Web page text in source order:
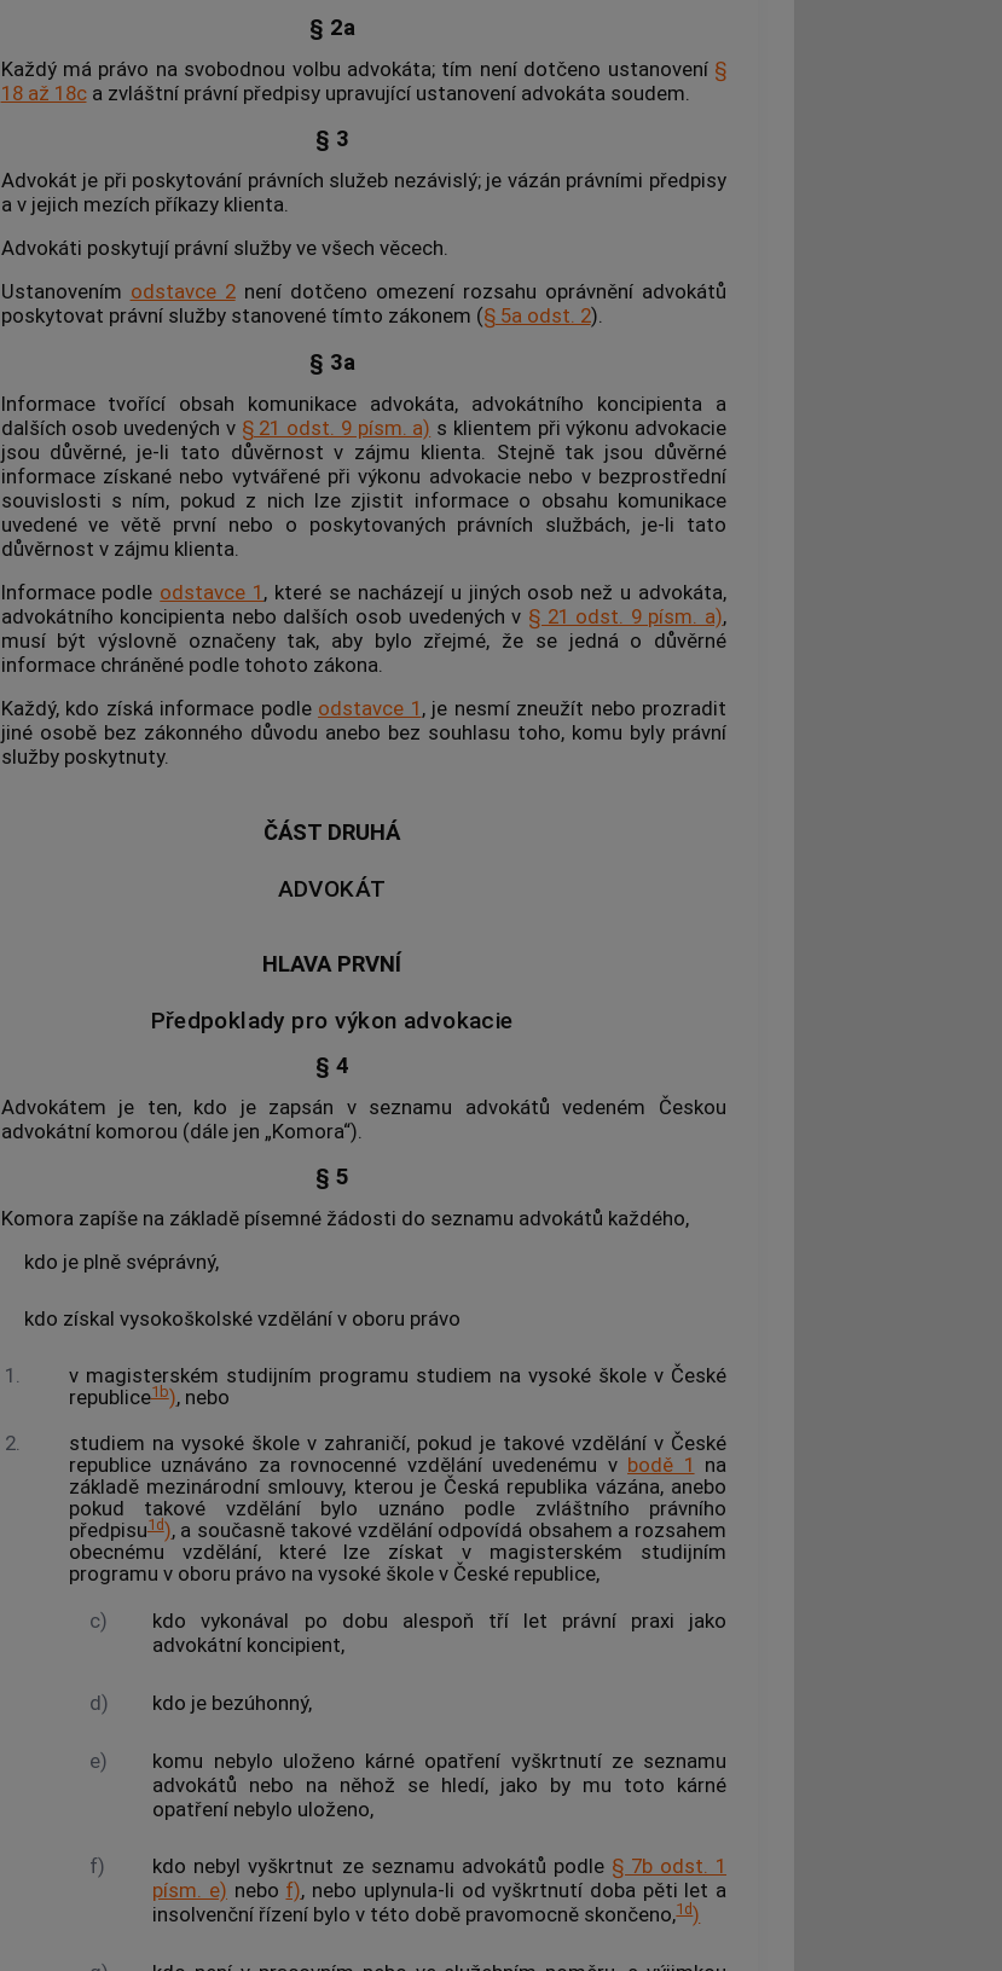
§ 2a
Každý má právo na svobodnou volbu advokáta; tím není dotčeno ustanovení §
18 až 18ca zvláštní právní předpisy upravující ustanovení advokáta soudem.
§ 3
Advokát je při poskytování právních služeb nezávislý; je vázán právními předpisy
a v jejich mezích příkazy klienta.
Advokáti poskytují právní služby ve všech věcech.
Ustanovením odstavce 2není dotčeno omezení rozsahu oprávnění advokátů
poskytovat právní služby stanovené tímto zákonem (§ 5a odst. 2).
§ 3a
Informace tvořící obsah komunikace advokáta, advokátního koncipienta a
dalších osob uvedených v § 21 odst. 9 písm. a) s klientem při výkonu advokacie
jsou důvěrné, je-li tato důvěrnost v zájmu klienta. Stejně tak jsou důvěrné
informacezískané nebo vytvářené při výkonu advokacie nebo v bezprostřední
souvislosti s ním, pokud z nich lze zjistit informace o obsahu komunikace
uvedené ve větě první nebo o poskytovaných právních službách, je-li tato
důvěrnost v zájmu klienta.
Informace podle odstavce 1 , které se nacházejí u jiných osob než u advokáta,
advokátního koncipienta nebo dalších osob uvedených v § 21 odst. 9 písm. a),
musí být výslovně označeny tak, aby bylo zřejmé, že se jedná o důvěrné
informacechráněné podle tohoto zákona.
Každý, kdo získá informace podle odstavce 1 , je nesmí zneužít nebo prozradit
jiné osobě bez zákonného důvodu anebo bez souhlasu toho, komu byly právní
služby poskytnuty.
ČÁST DRUHÁ
ADVOKÁT
HLAVA PRVNÍ
Předpoklady pro výkon advokacie
§ 4
Advokátem je ten, kdo je zapsán v seznamu advokátů vedeném Českou
advokátní komorou (dále jen „Komora“).
§ 5
Komora zapíše na základě písemné žádosti do seznamu advokátů každého,
kdo je plně svéprávný,
kdo získal vysokoškolské vzdělání v oboru právo
1.
v magisterském studijním programu studiem na vysoké škole v České
republice1b), nebo
2.
studiem na vysoké škole v zahraničí, pokud je takové vzdělání v České
republice uznáváno za rovnocenné vzdělání uvedenému v bodě 1 na
základě mezinárodní smlouvy, kterou je Česká republika vázána, anebo
pokud takové vzdělání bylo uznáno podle zvláštního právního
předpisu1d), a současně takové vzdělání odpovídá obsahem a rozsahem
obecnému vzdělání, které lze získat v magisterském studijním
programu v oboru právo na vysoké škole v České republice,
c)
kdo vykonával po dobu alespoň tří let právní praxi jako
advokátní koncipient,
d) kdo je bezúhonný,
e)
komu nebylo uloženo kárné opatření vyškrtnutí ze seznamu
advokátů nebo na něhož se hledí, jako by mu toto kárné
opatření nebylo uloženo,
f) kdo nebyl vyškrtnut ze seznamu advokátů podle § 7b odst. 1
písm. e) nebo f), nebo uplynula-li od vyškrtnutí doba pěti let a
insolvenční řízení bylo v této době pravomocně skončeno,1d)